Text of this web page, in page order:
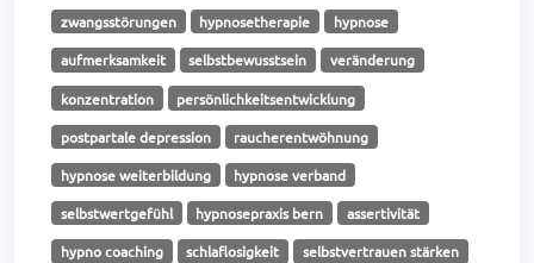
zwangsstörungen hypnosetherapie hypnose
aufmerksamkeit selbstbewusstsein veränderung
konzentration persönlichkeitsentwicklung
postpartale depression raucherentwöhnung
hypnose weiterbildung hypnose verband
selbstwertgefühl hypnosepraxis bern assertivität
hypno coaching schlaflosigkeit selbstvertrauen stärken